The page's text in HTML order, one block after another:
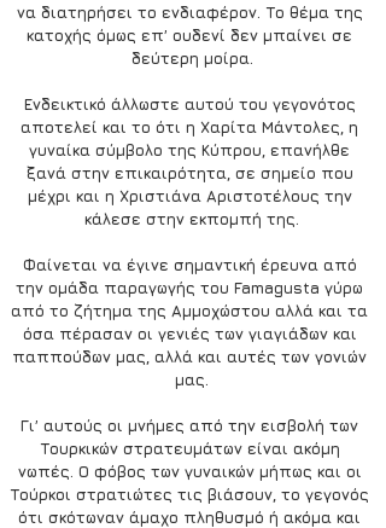
να διατηρήσει το ενδιαφέρον. Το θέμα της
κατοχής όμως επ’ ουδενί δεν μπαίνει σε
δεύτερη μοίρα.
Ενδεικτικό άλλωστε αυτού του γεγονότος
αποτελεί και το ότι η Χαρίτα Μάντολες, η
γυναίκα σύμβολο της Κύπρου, επανήλθε
ξανά στην επικαιρότητα, σε σημείο που
μέχρι και η Χριστιάνα Αριστοτέλους την
κάλεσε στην εκπομπή της.
Φαίνεται να έγινε σημαντική έρευνα από
την ομάδα παραγωγής του Famagusta γύρω
από το ζήτημα της Αμμοχώστου αλλά και τα
όσα πέρασαν οι γενιές των γιαγιάδων και
παππούδων μας, αλλά και αυτές των γονιών
μας.
Γι’ αυτούς οι μνήμες από την εισβολή των
Τουρκικών στρατευμάτων είναι ακόμη
νωπές. Ο φόβος των γυναικών μήπως και οι
Τούρκοι στρατιώτες τις βιάσουν, το γεγονός
ότι σκότωναν άμαχο πληθυσμό ή ακόμα και